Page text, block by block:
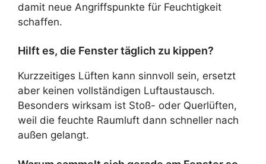
damit neue Angriffspunkte für Feuchtigkeit
schaffen.
Hilft es, die Fenster täglich zu kippen?
Kurzzeitiges Lüften kann sinnvoll sein, ersetzt
aber keinen vollständigen Luftaustausch.
Besonders wirksam ist Stoß- oder Querlüften,
weil die feuchte Raumluft dann schneller nach
außen gelangt.